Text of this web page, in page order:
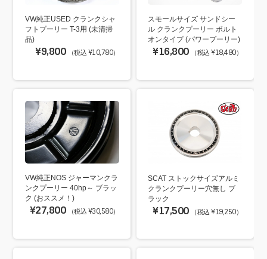
VW純正USED クランクシャ
フトプーリー T-3用 (未清掃
品)
¥9,800 （税込 ¥10,780）
スモールサイズ サンドシー
ル クランクプーリー ボルト
オンタイプ (パワープーリー)
¥16,800 （税込 ¥18,480）
VW純正NOS ジャーマンクラ
ンクプーリー 40hp～ ブラッ
ク (おススメ！)
¥27,800 （税込 ¥30,580）
SCAT ストックサイズアルミ
クランクプーリー穴無し ブ
ラック
¥17,500 （税込 ¥19,250）